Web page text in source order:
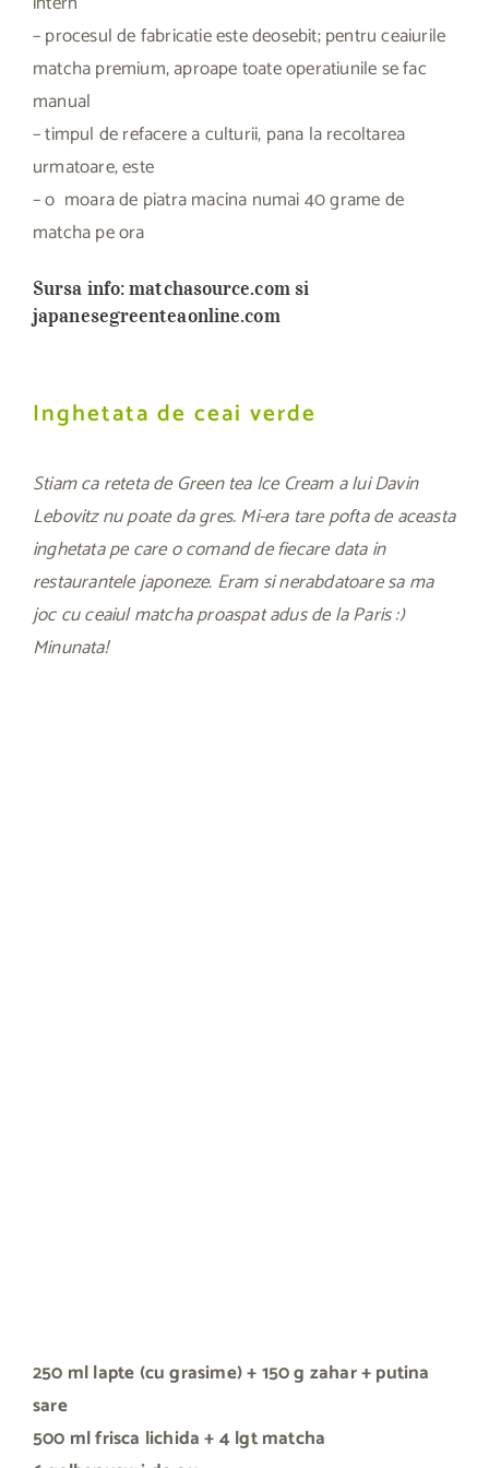
– procesul de fabricatie este deosebit; pentru ceaiurile
matcha premium, aproape toate operatiunile se fac
manual
– timpul de refacere a culturii, pana la recoltarea
urmatoare, este
– o moara de piatra macina numai 40 grame de
matcha pe ora
Sursa info: matchasource.comsi
japanesegreenteaonline.com
Inghetata de ceai verde
Stiam ca reteta de Green tea Ice Cream a lui Davin
Lebovitz nu poate da gres. Mi-era tare pofta de aceasta
inghetata pe care o comand de fiecare data in
restaurantele japoneze. Eram si nerabdatoare sa ma
joc cu ceaiul matcha proaspat adus de la Paris :)
Minunata!
250 ml lapte (cu grasime)+ 150 g zahar+ putina
sare
500 ml frisca lichida+ 4 lgt matcha